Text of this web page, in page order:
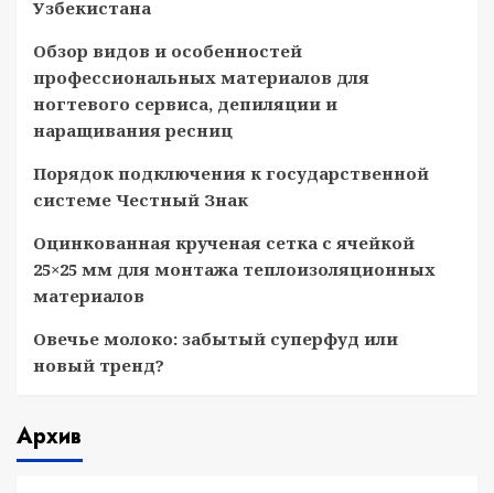
Узбекистана
Обзор видов и особенностей
профессиональных материалов для
ногтевого сервиса, депиляции и
наращивания ресниц
Порядок подключения к государственной
системе Честный Знак
Оцинкованная крученая сетка с ячейкой
25×25 мм для монтажа теплоизоляционных
материалов
Овечье молоко: забытый суперфуд или
новый тренд?
Архив